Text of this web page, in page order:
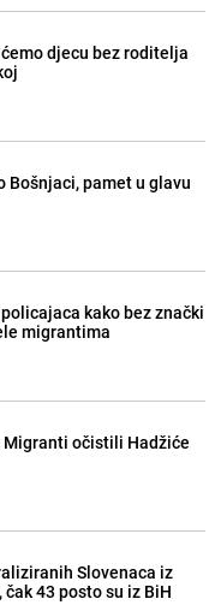
djecu bez roditelja
Bošnjaci, pamet u glavu
kako bez znački
migrantima
očistili Hadžiće
Slovenaca iz
43 posto su iz BiH